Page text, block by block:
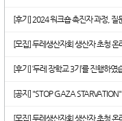
[후기] 2024 워크숍 촉진자 과정,
[모집] 두레생산자회 생산자 초청
[후기] ‘두레 장학교 3기’를 진행하였
[공지] "STOP GAZA
[모집] 두레생산자회 생산자 초청